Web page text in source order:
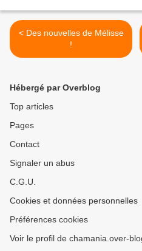
< Des nouvelles de Mélisse
!
Hébergé par Overblog
Top articles
Pages
Contact
Signaler un abus
C.G.U.
Cookies et données personnelles
Préférences cookies
Voir le profil de chamania.over-